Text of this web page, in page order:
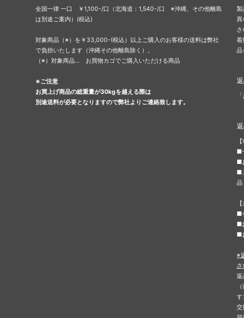
全国一律 一口 ￥1,100-/口（北海道：1,540-/口 ※沖縄、その他離島
は別途ご案内）(税込)
対象商品（※）を￥33,000-(税込）以上ご購入のお客様の送料は弊社
で負担いたします（沖縄その他離島除く）。
（※）対象商品… お買物カゴでご購入いただける商品
※ご注意
お買上げ商品の総重量が30kgを越える際は
別途送料が必要となりますので弊社よりご連絡致します。
製
異
さ
着
品
■
■
■
品
■
■
■
※
さ
返
す
交